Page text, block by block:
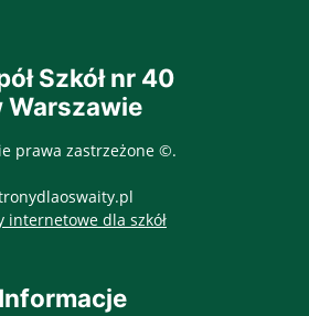
Szkół nr 40
Warszawie
prawa zastrzeżone ©.
internetowe dla szkółotwiera się w
Informacje